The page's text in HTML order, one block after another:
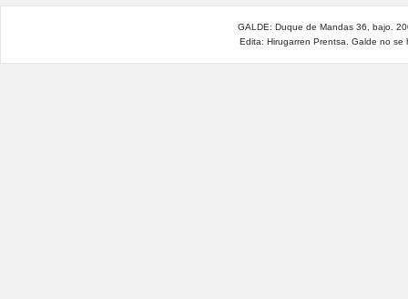
GALDE: Duque de Mandas 36, bajo.
Edita: Hirugarren Prentsa. Galde no